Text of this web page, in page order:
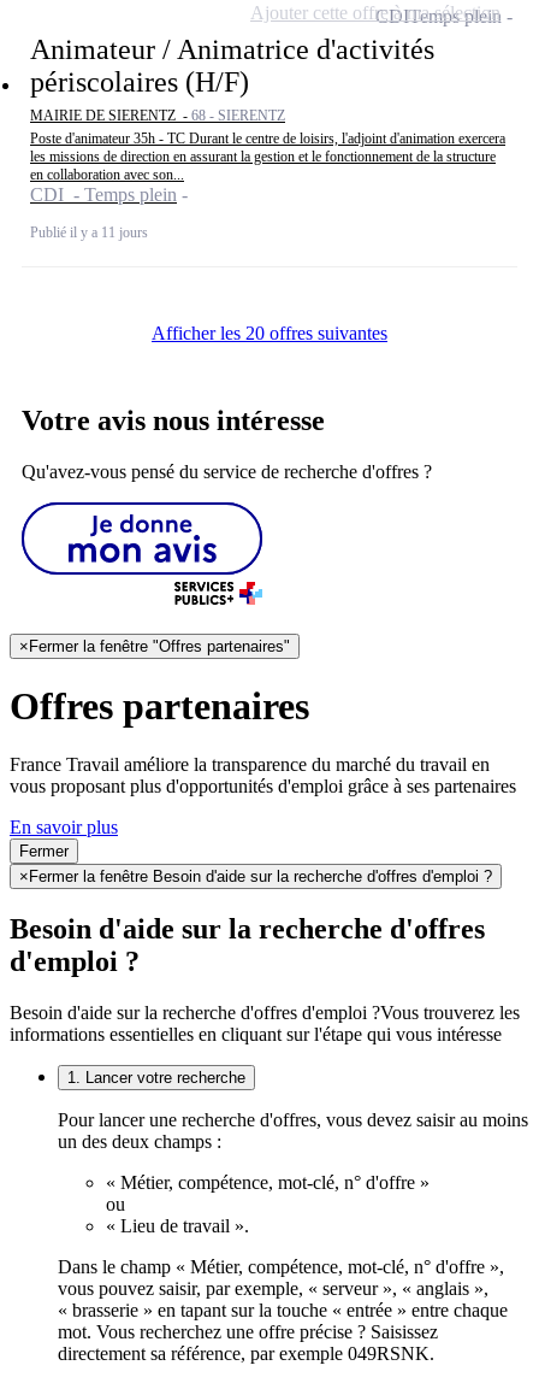
Animateur / Animatrice d'activités
périscolaires (H/F)
MAIRIE DE SIERENTZ - 68 - SIERENTZ
Poste d'animateur 35h - TC Durant le centre de loisirs, l'adjoint d'animation exercera
les missions de direction en assurant la gestion et le fonctionnement de la structure
en collaboration avec son...
CDI - Temps plein
Publié il y a 11 jours
CDITemps plein
Ajouter cette offre à ma sélection
Afficher les 20 offres suivantes
Votre avis nous intéresse
Qu'avez-vous pensé du service de recherche d'offres ?
×Fermer la fenêtre "Offres partenaires"
Offres partenaires
France Travail améliore la transparence du marché du travail en
vous proposant plus d'opportunités d'emploi grâce à ses partenaires
En savoir plus
Fermer
× Fermer la fenêtre Besoin d'aide sur la recherche d'offres d'emploi ?
Besoin d'aide sur la recherche d'offres
d'emploi ?
Besoin d'aide sur la recherche d'offres d'emploi ?Vous trouverez les
informations essentielles en cliquant sur l'étape qui vous intéresse
1. Lancer votre recherche
Pour lancer une recherche d'offres, vous devez saisir au moins
un des deux champs :
« Métier, compétence, mot-clé, n° d'offre »
ou
« Lieu de travail ».
Dans le champ « Métier, compétence, mot-clé, n° d'offre »,
vous pouvez saisir, par exemple, « serveur », « anglais »,
« brasserie » en tapant sur la touche « entrée » entre chaque
mot. Vous recherchez une offre précise ? Saisissez
directement sa référence, par exemple 049RSNK.